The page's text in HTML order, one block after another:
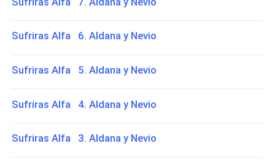
Sufriras Alfa 6. Aldana y Nevio
Sufriras Alfa 5. Aldana y Nevio
Sufriras Alfa 4. Aldana y Nevio
Sufriras Alfa 3. Aldana y Nevio